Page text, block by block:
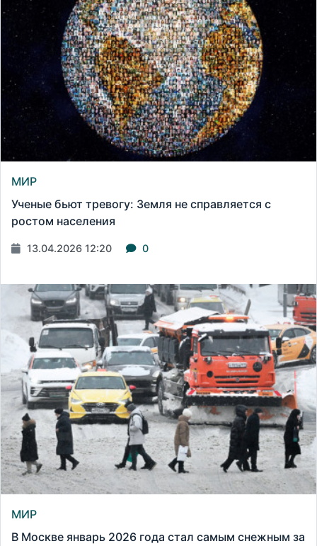
МИР
Ученые бьют тревогу: Земля не справляется с
ростом населения
13.04.2026 12:20 0
МИР
В Москве январь 2026 года стал самым снежным за